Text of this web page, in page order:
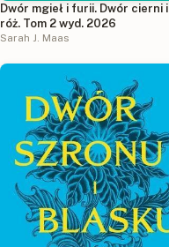
Dwór mgieł i furii. Dwór cierni i
róż. Tom 2 wyd. 2026
Sarah J. Maas